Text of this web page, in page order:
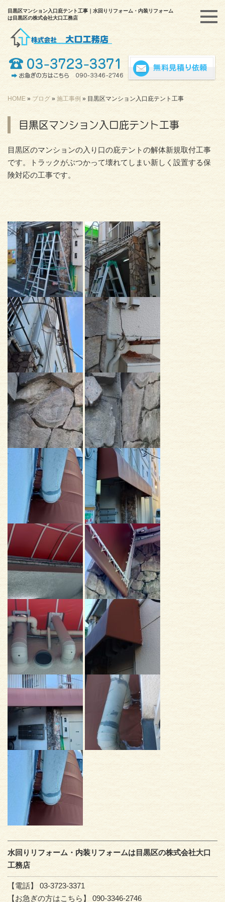
目黒区マンション入口庇テント工事｜水回りリフォーム・内装リフォーム
は目黒区の株式会社大口工務店
HOME » ブログ » 施工事例 »目黒区マンション入口庇テント工事
目黒区マンション入口庇テント工事
目黒区のマンションの入り口の庇テントの解体新規取付工事
です。トラックがぶつかって壊れてしまい新しく設置する保
険対応の工事です。
水回りリフォーム・内装リフォームは目黒区の株式会社大口
工務店
【電話】 03-3723-3371
【お急ぎの方はこちら】 090-3346-2746